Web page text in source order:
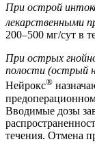
При острой
лекарственными
200–500 мг/сут в
При острых
полости (острый
Нейрокс®
Вводимые дозы
течения. Отмена